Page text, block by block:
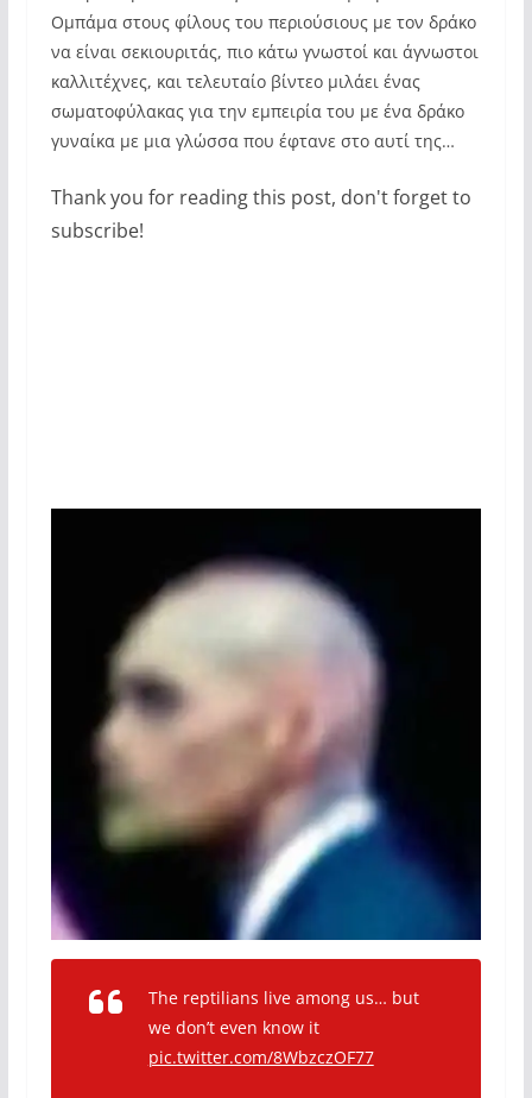
Ομπάμα στους φίλους του περιούσιους με τον δράκο
να είναι σεκιουριτάς, πιο κάτω γνωστοί και άγνωστοι
καλλιτέχνες, και τελευταίο βίντεο μιλάει ένας
σωματοφύλακας για την εμπειρία του με ένα δράκο
γυναίκα με μια γλώσσα που έφτανε στο αυτί της…
Thank you for reading this post, don't forget to
subscribe!
The reptilians live among us… but
we don’t even know it
pic.twitter.com/8WbzczOF77